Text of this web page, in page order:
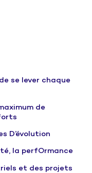
se lever chaque
de
D’évolution
la perfOrmance
et des projets